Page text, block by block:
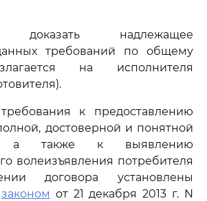
доказать надлежащее
требований по общему
на исполнителя
к предоставлению
достоверной и понятной
а также к выявлению
волеизъявления потребителя
договора установлены
законом от 21 декабря 2013 г. N